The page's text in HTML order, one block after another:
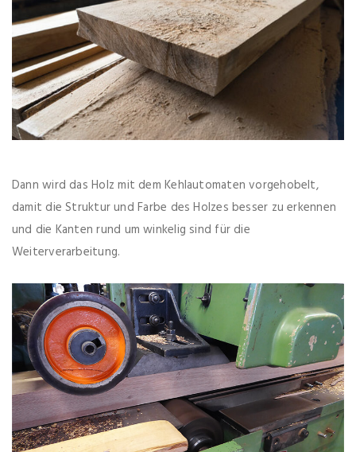
Dann wird das Holz mit dem Kehlautomaten vorgehobelt,
damit die Struktur und Farbe des Holzes besser zu erkennen
und die Kanten rund um winkelig sind für die
Weiterverarbeitung.